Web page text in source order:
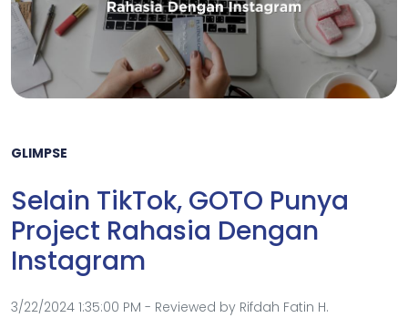
GLIMPSE
Selain TikTok, GOTO Punya
Project Rahasia Dengan
Instagram
3/22/2024 1:35:00 PM - Reviewed by Rifdah Fatin H.